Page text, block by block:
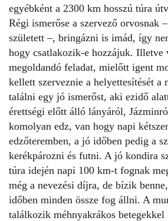
egyébként a 2300 km hosszú túra
Régi ismerőse a szervező orvosnak
született –, bringázni is imád, így
hogy csatlakozik-e hozzájuk. Illetve
megoldandó feladat, mielőtt igent
kellett szerveznie a helyettesítését a
találni egy jó ismerőst, aki ezidő
érettségi előtt álló lányáról,
komolyan edz, van hogy napi
edzőteremben, a jó időben pedig a
kerékpározni és futni. A jó kondira
túra idején napi 100 km-t fognak
még a nevezési díjra, de bízik
időben minden össze fog állni. A
találkozik méhnyakrákos betegekkel